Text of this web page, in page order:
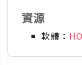
資源
軟體：